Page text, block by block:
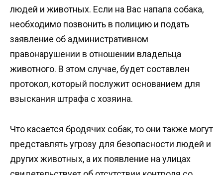
людей и животных. Если на Вас напала собака,
необходимо позвонить в полицию и подать
заявление об административном
правонарушении в отношении владельца
животного. В этом случае, будет составлен
протокол, который послужит основанием для
взыскания штрафа с хозяина.
Что касается бродячих собак, то они также могут
представлять угрозу для безопасности людей и
других животных, а их появление на улицах